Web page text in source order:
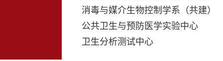
消毒与媒介生物控制学系（共建）
公共卫生与预防医学实验中心
卫生分析测试中心